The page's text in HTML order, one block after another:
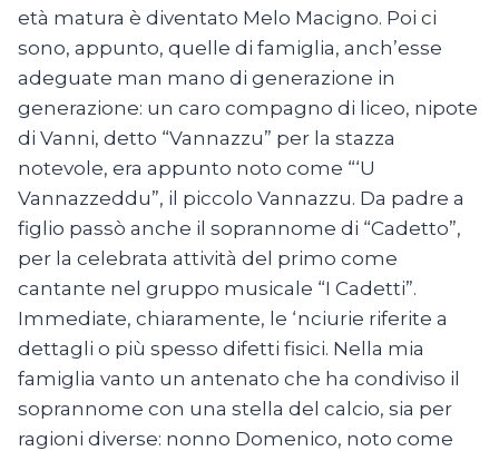
età matura è diventato Melo Macigno. Poi ci
sono, appunto, quelle di famiglia, anch’esse
adeguate man mano di generazione in
generazione: un caro compagno di liceo, nipote
di Vanni, detto “Vannazzu” per la stazza
notevole, era appunto noto come “‘U
Vannazzeddu”, il piccolo Vannazzu. Da padre a
figlio passò anche il soprannome di “Cadetto”,
per la celebrata attività del primo come
cantante nel gruppo musicale “I Cadetti”.
Immediate, chiaramente, le ‘nciurie riferite a
dettagli o più spesso difetti fisici. Nella mia
famiglia vanto un antenato che ha condiviso il
soprannome con una stella del calcio, sia per
ragioni diverse: nonno Domenico, noto come